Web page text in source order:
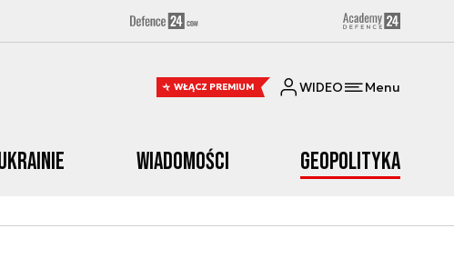
WŁĄCZ PREMIUM WIDEO Menu
Wiadomości Geopolityka